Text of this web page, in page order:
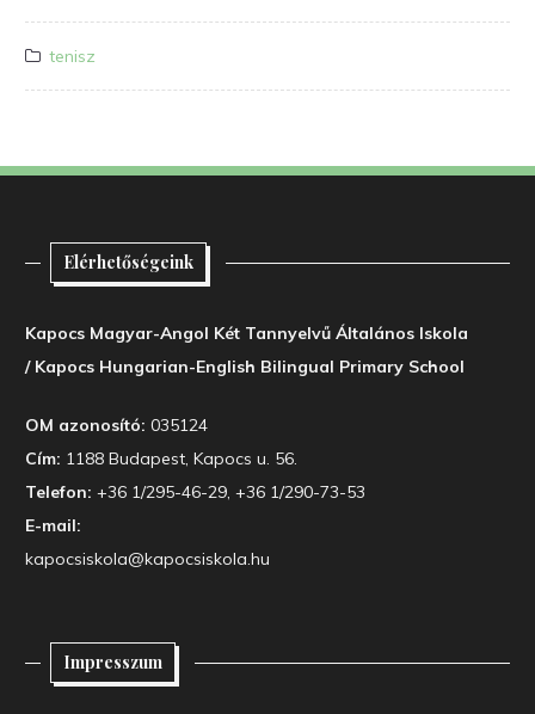
tenisz
Elérhetőségeink
Kapocs Magyar-Angol Két Tannyelvű Általános Iskola
/ Kapocs Hungarian-English Bilingual Primary School
OM azonosító: 035124
Cím: 1188 Budapest, Kapocs u. 56.
Telefon: +36 1/295-46-29, +36 1/290-73-53
E-mail:
kapocsiskola@kapocsiskola.hu
Impresszum